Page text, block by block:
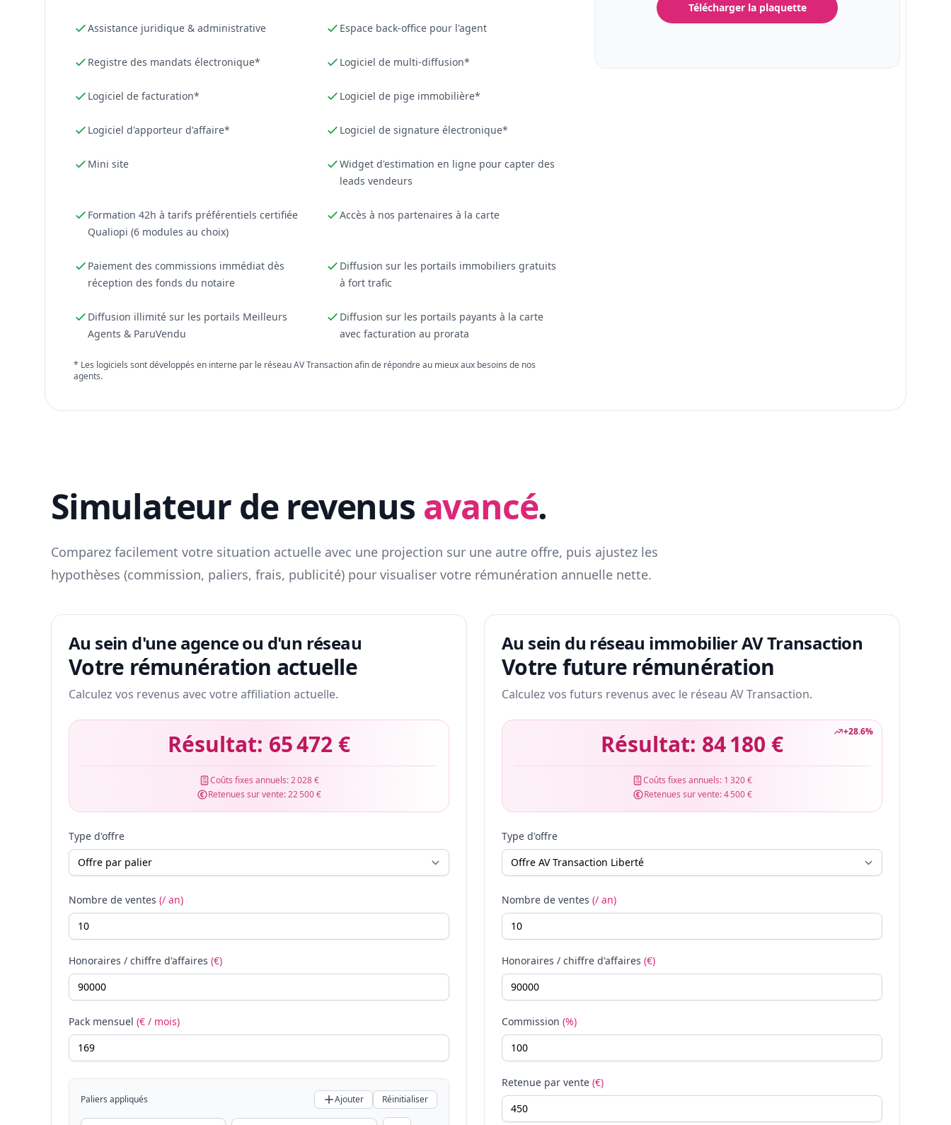
Assistance juridique & administrative Espace back-office pour l'agent
Registre des mandats électronique* Logiciel de multi-diffusion*
Logiciel de facturation* Logiciel de pige immobilière*
Logiciel d'apporteur d'affaire* Logiciel de signature électronique*
Mini site
Widget d'estimation en ligne pour capter des
leads vendeurs
Formation 42h à tarifs préférentiels certifiée
Qualiopi (6 modules au choix)
Accès à nos partenaires à la carte
Paiement des commissions immédiat dès
réception des fonds du notaire
Diffusion sur les portails immobiliers gratuits
à fort trafic
Diffusion illimité sur les portails Meilleurs
Agents & ParuVendu
Diffusion sur les portails payants à la carte
avec facturation au prorata
* Les logiciels sont développés en interne par le réseau AV Transaction afin de répondre au mieux aux besoins de nos
agents.
Télécharger la plaquette
Simulateur de revenus avancé.
Comparez facilement votre situation actuelle avec une projection sur une autre offre, puis ajustez les
hypothèses (commission, paliers, frais, publicité) pour visualiser votre rémunération annuelle nette.
Au sein d'une agence ou d'un réseau
Votre rémunération actuelle
Calculez vos revenus avec votre affiliation actuelle.
Résultat: 65 472 €
Coûts fixes annuels:2 028 €
Retenues sur vente:22 500 €
Type d'offre
Nombre de ventes (/ an)
Honoraires / chiffre d'affaires (€)
Pack mensuel (€ / mois)
Paliers appliqués Ajouter Réinitialiser
Au sein du réseau immobilier AV Transaction
Votre future rémunération
Calculez vos futurs revenus avec le réseau AV Transaction.
+28.6%
Résultat: 84 180 €
Coûts fixes annuels: 1 320 €
Retenues sur vente:4 500 €
Type d'offre
Nombre de ventes (/ an)
Honoraires / chiffre d'affaires (€)
Commission (%)
Retenue par vente (€)